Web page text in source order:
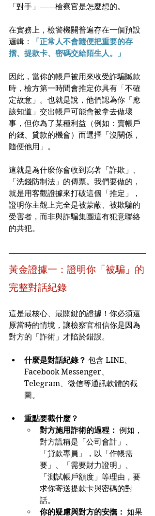
「對手」——檢察官是怎麼想的。
在實務上，檢警機關普遍存在一個預設
邏輯：
「正常人不會隨便把重要的存
摺、提款卡、密碼交給陌生人。」
因此，當你的帳戶被用來收受詐騙贓款
時，檢方第一時間會推定你具有「不確
定故意」。也就是說，他們認為你「應
該知道」交出帳戶可能會被拿去做壞
事，但你為了某種利益（例如：賣帳戶
的錢、貸款的機會）而選擇「沒關係，
隨便他用」。
這就是為什麼你會收到寫著「詐欺」、
「洗錢防制法」的傳票。我們要做的，
就是用客觀證據來打破這個「推定」，
證明你主觀上完全是被蒙蔽、被欺騙的
受害者，而非與詐騙集團這有犯意聯絡
的共犯。
黃金證據一：證明你「被騙」的
完整對話紀錄
這是最核心、最關鍵的證據！你必須還
原當時的情境，讓檢察官相信你是因為
對方的「詐術」才陷於錯誤。
什麼是對話紀錄？ 包含 LINE、
Facebook Messenger、
Telegram、微信等通訊軟體的截
圖。
重點要截什麼？
對方施用詐術的過程： 例如，
對方謊稱是「公司會計」、
「貸款專員」，以「作帳需
要」、「需要財力證明」、
「測試帳戶額度」等理由，要
求你寄送提款卡與密碼的對
話。
你的疑慮與對方的安撫： 如果